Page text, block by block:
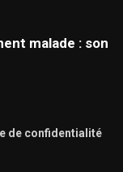
malade : son
de confidentialité